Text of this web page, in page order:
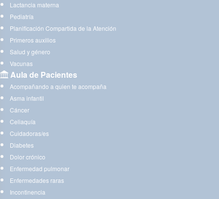
Lactancia materna
Pediatría
Planificación Compartida de la Atención
Primeros auxilios
Salud y género
Vacunas
Aula de Pacientes
Acompañando a quien te acompaña
Asma infantil
Cáncer
Celiaquía
Cuidadoras/es
Diabetes
Dolor crónico
Enfermedad pulmonar
Enfermedades raras
Incontinencia